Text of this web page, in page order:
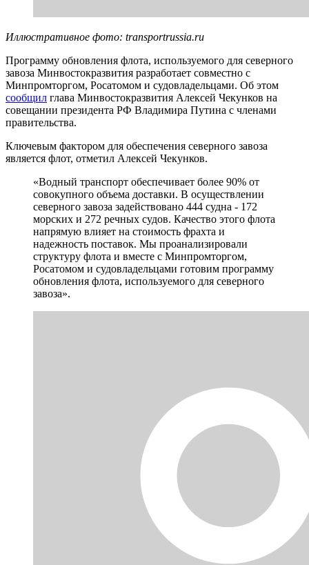
Иллюстративное фото: transportrussia.ru
Программу обновления флота, используемого для северного
завоза Минвостокразвития разработает совместно с
Минпромторгом, Росатомом и судовладельцами. Об этом
сообщил глава Минвостокразвития Алексей Чекунков на
совещании президента РФ Владимира Путина с членами
правительства.
Ключевым фактором для обеспечения северного завоза
является флот, отметил Алексей Чекунков.
«Водный транспорт обеспечивает более 90% от
совокупного объема доставки. В осуществлении
северного завоза задействовано 444 судна - 172
морских и 272 речных судов. Качество этого флота
напрямую влияет на стоимость фрахта и
надежность поставок. Мы проанализировали
структуру флота и вместе с Минпромторгом,
Росатомом и судовладельцами готовим программу
обновления флота, используемого для северного
завоза».